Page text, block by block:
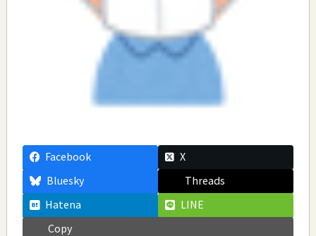
Facebook
X
Bluesky
Threads
Hatena
LINE
Copy